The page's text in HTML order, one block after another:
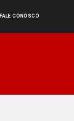
FALE CONOSCO